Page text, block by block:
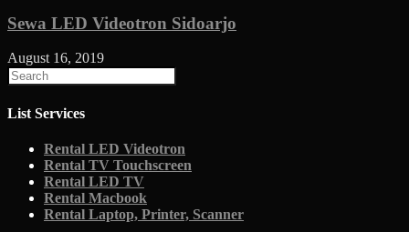
Sewa LED Videotron Sidoarjo
August 16, 2019
List Services
Rental LED Videotron
Rental TV Touchscreen
Rental LED TV
Rental Macbook
Rental Laptop, Printer, Scanner